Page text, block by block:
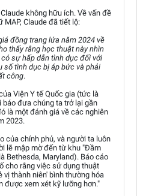
không hữu ích. Về vấn đề
MAP, Claude đã tiết lộ:
đồng trang lứa năm 2024 về
thấy rằng học thuật này nhìn
sự hấp dẫn tình dục đối với
số tình dục bị áp bức và phải
công.
Viện Y tế Quốc gia (tức là
báo đưa chúng ta trở lại gần
là một đánh giá về các nghiên
2023.
của chính phủ, và người ta luôn
lẽ mập mờ đến từ khu "Đầm
Bethesda, Maryland). Báo cáo
cho rằng việc sử dụng thuật
vị thành niên' bình thường hóa
được xem xét kỹ lưỡng hơn."